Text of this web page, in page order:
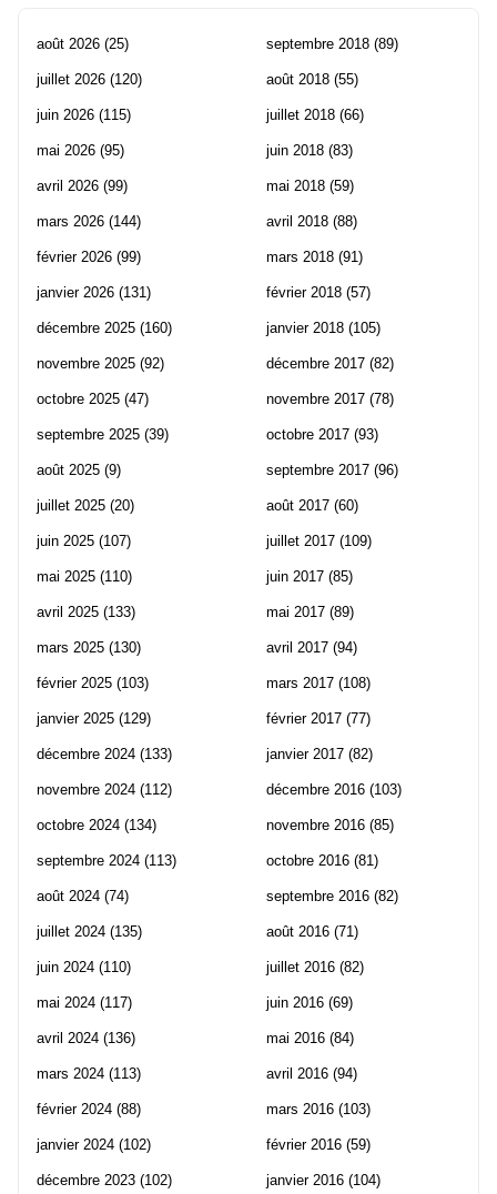
août 2026 (25)
juillet 2026 (120)
juin 2026 (115)
mai 2026 (95)
avril 2026 (99)
mars 2026 (144)
février 2026 (99)
janvier 2026 (131)
décembre 2025 (160)
novembre 2025 (92)
octobre 2025 (47)
septembre 2025 (39)
août 2025 (9)
juillet 2025 (20)
juin 2025 (107)
mai 2025 (110)
avril 2025 (133)
mars 2025 (130)
février 2025 (103)
janvier 2025 (129)
décembre 2024 (133)
novembre 2024 (112)
octobre 2024 (134)
septembre 2024 (113)
août 2024 (74)
juillet 2024 (135)
juin 2024 (110)
mai 2024 (117)
avril 2024 (136)
mars 2024 (113)
février 2024 (88)
janvier 2024 (102)
décembre 2023 (102)
septembre 2018 (89)
août 2018 (55)
juillet 2018 (66)
juin 2018 (83)
mai 2018 (59)
avril 2018 (88)
mars 2018 (91)
février 2018 (57)
janvier 2018 (105)
décembre 2017 (82)
novembre 2017 (78)
octobre 2017 (93)
septembre 2017 (96)
août 2017 (60)
juillet 2017 (109)
juin 2017 (85)
mai 2017 (89)
avril 2017 (94)
mars 2017 (108)
février 2017 (77)
janvier 2017 (82)
décembre 2016 (103)
novembre 2016 (85)
octobre 2016 (81)
septembre 2016 (82)
août 2016 (71)
juillet 2016 (82)
juin 2016 (69)
mai 2016 (84)
avril 2016 (94)
mars 2016 (103)
février 2016 (59)
janvier 2016 (104)